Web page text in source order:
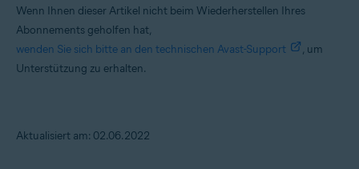
Wenn Ihnen dieser Artikel nicht beim Wiederherstellen Ihres
Abonnements geholfen hat,
wenden Sie sich bitte an den technischen Avast-Support
, um
Unterstützung zu erhalten.
Aktualisiert am: 02.06.2022